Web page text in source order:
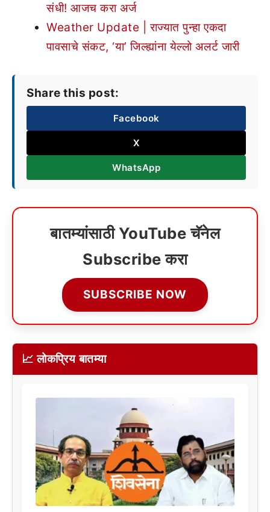
संधी! आजच करा अर्ज
Weather Update | राज्यात पुन्हा एकदा
पावसाचे संकट, ‘या’ जिल्ह्यांना येल्लो अलर्ट जारी
Share this post:
Facebook
X
WhatsApp
बातम्यांसाठी YouTube चॅनेल
Subscribe करा
SUBSCRIBE NOW
📈 लोकप्रिय बातम्या